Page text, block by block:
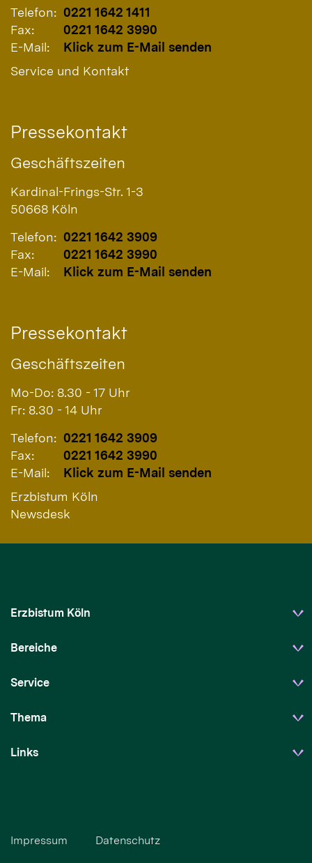
Telefon: 0221 1642 1411
Fax:
0221 1642 3990
E-Mail:
Klick zum E-Mail senden
Service und Kontakt
Pressekontakt
Geschäftszeiten
Kardinal-Frings-Str. 1-3
50668 Köln
Telefon: 0221 1642 3909
Fax:
0221 1642 3990
E-Mail:
Klick zum E-Mail senden
Pressekontakt
Geschäftszeiten
Mo-Do: 8.30 - 17 Uhr
Fr: 8.30 - 14 Uhr
Telefon: 0221 1642 3909
Fax:
0221 1642 3990
E-Mail:
Klick zum E-Mail senden
Erzbistum Köln
Newsdesk
Erzbistum Köln
Bereiche
Service
Thema
Links
Impressum Datenschutz